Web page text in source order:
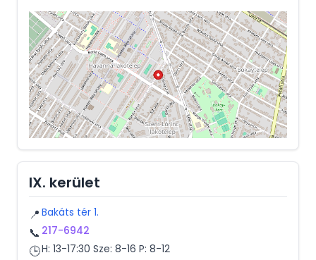
IX. kerület
📍 Bakáts tér 1.
📞 217-6942
🕒H: 13-17:30 Sze: 8-16 P: 8-12